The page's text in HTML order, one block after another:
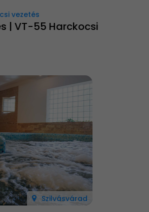
vezetés
| VT-55 Harckocsi
Szilvásvárad